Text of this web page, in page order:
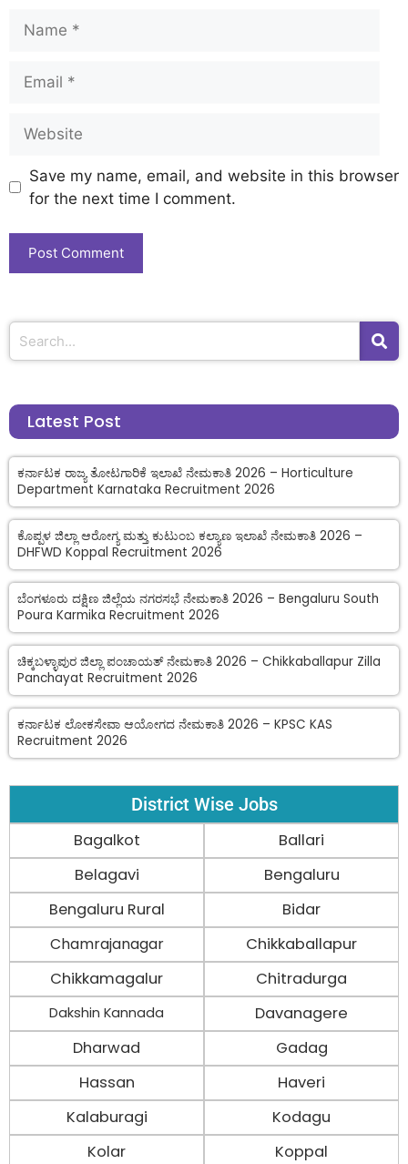
Save my name, email, and website in this browser
for the next time I comment.
Latest Post
ಕರ್ನಾಟಕ ರಾಜ್ಯ ತೋಟಗಾರಿಕೆ ಇಲಾಖೆ ನೇಮಕಾತಿ 2026 – Horticulture
Department Karnataka Recruitment 2026
ಕೊಪ್ಪಳ ಜಿಲ್ಲಾ ಆರೋಗ್ಯ ಮತ್ತು ಕುಟುಂಬ ಕಲ್ಯಾಣ ಇಲಾಖೆ ನೇಮಕಾತಿ 2026 –
DHFWD Koppal Recruitment 2026
ಬೆಂಗಳೂರು ದಕ್ಷಿಣ ಜಿಲ್ಲೆಯ ನಗರಸಭೆ ನೇಮಕಾತಿ 2026 – Bengaluru South
Poura Karmika Recruitment 2026
ಚಿಕ್ಕಬಳ್ಳಾಪುರ ಜಿಲ್ಲಾ ಪಂಚಾಯತ್ ನೇಮಕಾತಿ 2026 – Chikkaballapur Zilla
Panchayat Recruitment 2026
ಕರ್ನಾಟಕ ಲೋಕಸೇವಾ ಆಯೋಗದ ನೇಮಕಾತಿ 2026 – KPSC KAS
Recruitment 2026
District Wise Jobs
Bagalkot
Ballari
Belagavi
Bengaluru
Bengaluru Rural
Bidar
Chamrajanagar
Chikkaballapur
Chikkamagalur
Chitradurga
Dakshin Kannada
Davanagere
Dharwad
Gadag
Hassan
Haveri
Kalaburagi
Kodagu
Kolar
Koppal